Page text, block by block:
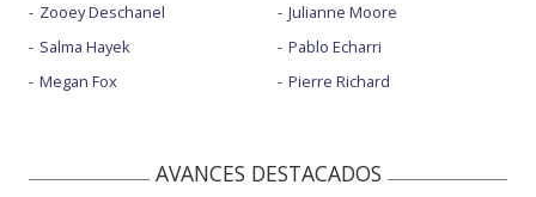
Zooey Deschanel
Salma Hayek
Megan Fox
Julianne Moore
Pablo Echarri
Pierre Richard
AVANCES DESTACADOS